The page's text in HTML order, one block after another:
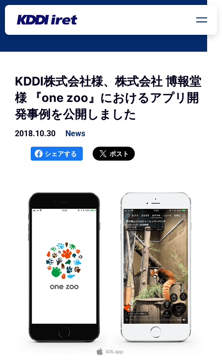
メインコンテンツにスキップ
KDDI株式会社様、株式会社 博報堂
様 『one zoo』におけるアプリ開
発事例を公開しました
2018.10.30 News
シェアする ポスト